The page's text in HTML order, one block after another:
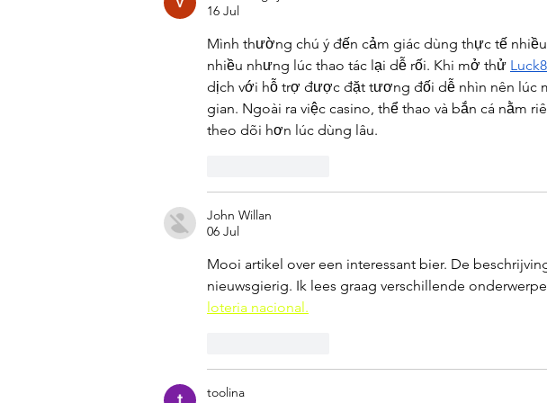
16 Jul
Mình thường chú ý đến cảm giác dùng thực tế
nhiều nhưng lúc thao tác lại dễ rối. Khi mở thử
dịch với hỗ trợ được đặt tương đối dễ nhìn nên lúc
gian. Ngoài ra việc casino, thể thao và bắn cá nằm
theo dõi hơn lúc dùng lâu.
John Willan
06 Jul
Mooi artikel over een interessant bier. De
nieuwsgierig. Ik lees graag verschillende
loteria nacional.
toolina